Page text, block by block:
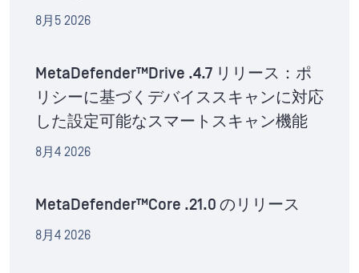
8月5 2026
MetaDefender™Drive .4.7 リリース：ポ
リシーに基づくデバイススキャンに対応
した設定可能なスマートスキャン機能
8月4 2026
MetaDefender™Core .21.0 のリリース
8月4 2026